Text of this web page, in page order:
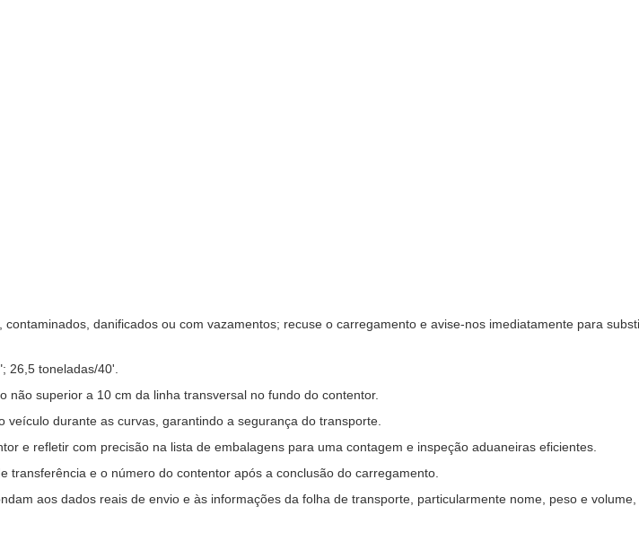
danificados ou com vazamentos; recuse o carregamento e avise-nos imediatamente para
26,5 toneladas/40'.
superior a 10 cm da linha transversal no fundo do contentor.
durante as curvas, garantindo a segurança do transporte.
e refletir com precisão na lista de embalagens para uma contagem e inspeção aduaneiras eficientes.
e o número do contentor após a conclusão do carregamento.
aos dados reais de envio e às informações da folha de transporte, particularmente nome, peso e